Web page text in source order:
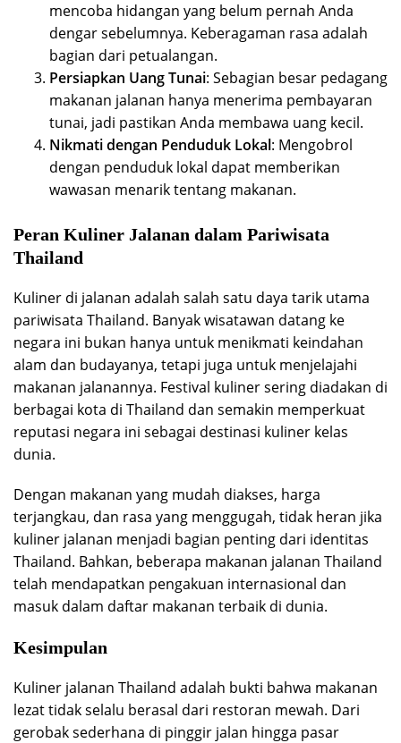
mencoba hidangan yang belum pernah Anda
dengar sebelumnya. Keberagaman rasa adalah
bagian dari petualangan.
Persiapkan Uang Tunai: Sebagian besar pedagang
makanan jalanan hanya menerima pembayaran
tunai, jadi pastikan Anda membawa uang kecil.
Nikmati dengan Penduduk Lokal: Mengobrol
dengan penduduk lokal dapat memberikan
wawasan menarik tentang makanan.
Peran Kuliner Jalanan dalam Pariwisata
Thailand
Kuliner di jalanan adalah salah satu daya tarik utama
pariwisata Thailand. Banyak wisatawan datang ke
negara ini bukan hanya untuk menikmati keindahan
alam dan budayanya, tetapi juga untuk menjelajahi
makanan jalanannya. Festival kuliner sering diadakan di
berbagai kota di Thailand dan semakin memperkuat
reputasi negara ini sebagai destinasi kuliner kelas
dunia.
Dengan makanan yang mudah diakses, harga
terjangkau, dan rasa yang menggugah, tidak heran jika
kuliner jalanan menjadi bagian penting dari identitas
Thailand. Bahkan, beberapa makanan jalanan Thailand
telah mendapatkan pengakuan internasional dan
masuk dalam daftar makanan terbaik di dunia.
Kesimpulan
Kuliner jalanan Thailand adalah bukti bahwa makanan
lezat tidak selalu berasal dari restoran mewah. Dari
gerobak sederhana di pinggir jalan hingga pasar